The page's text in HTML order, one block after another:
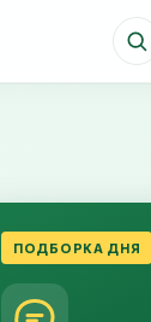
ПОДБОРКА ДНЯ